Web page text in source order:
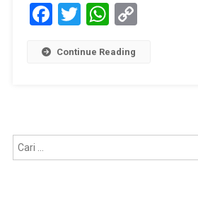
Facebook
TwitterWhatsApp
Copy
Continue Reading